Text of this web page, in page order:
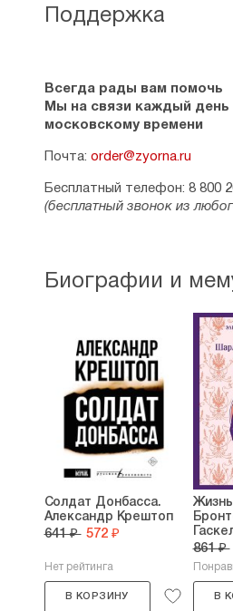
Поддержка
Всегда рады вам помочь
Мы на связи каждый день
московскому времени
Почта: order@zyorna.ru
Бесплатный телефон: 8 800
(бесплатный звонок из
Биографии и
Солдат Донбасса.
Александр Крештоп
641 ₽ 572 ₽
Нет рейтинга
В КОРЗИНУ
861 ₽
В